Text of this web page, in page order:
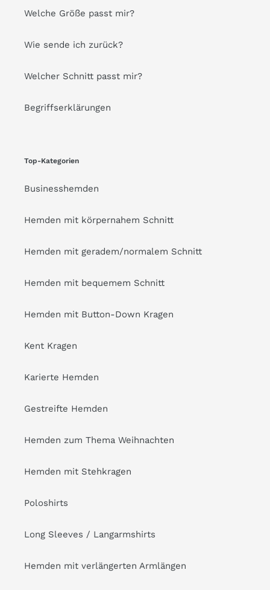
Welche Größe passt mir?
Wie sende ich zurück?
Welcher Schnitt passt mir?
Begriffserklärungen
Top-Kategorien
Businesshemden
Hemden mit körpernahem Schnitt
Hemden mit geradem/normalem Schnitt
Hemden mit bequemem Schnitt
Hemden mit Button-Down Kragen
Kent Kragen
Karierte Hemden
Gestreifte Hemden
Hemden zum Thema Weihnachten
Hemden mit Stehkragen
Poloshirts
Long Sleeves / Langarmshirts
Hemden mit verlängerten Armlängen